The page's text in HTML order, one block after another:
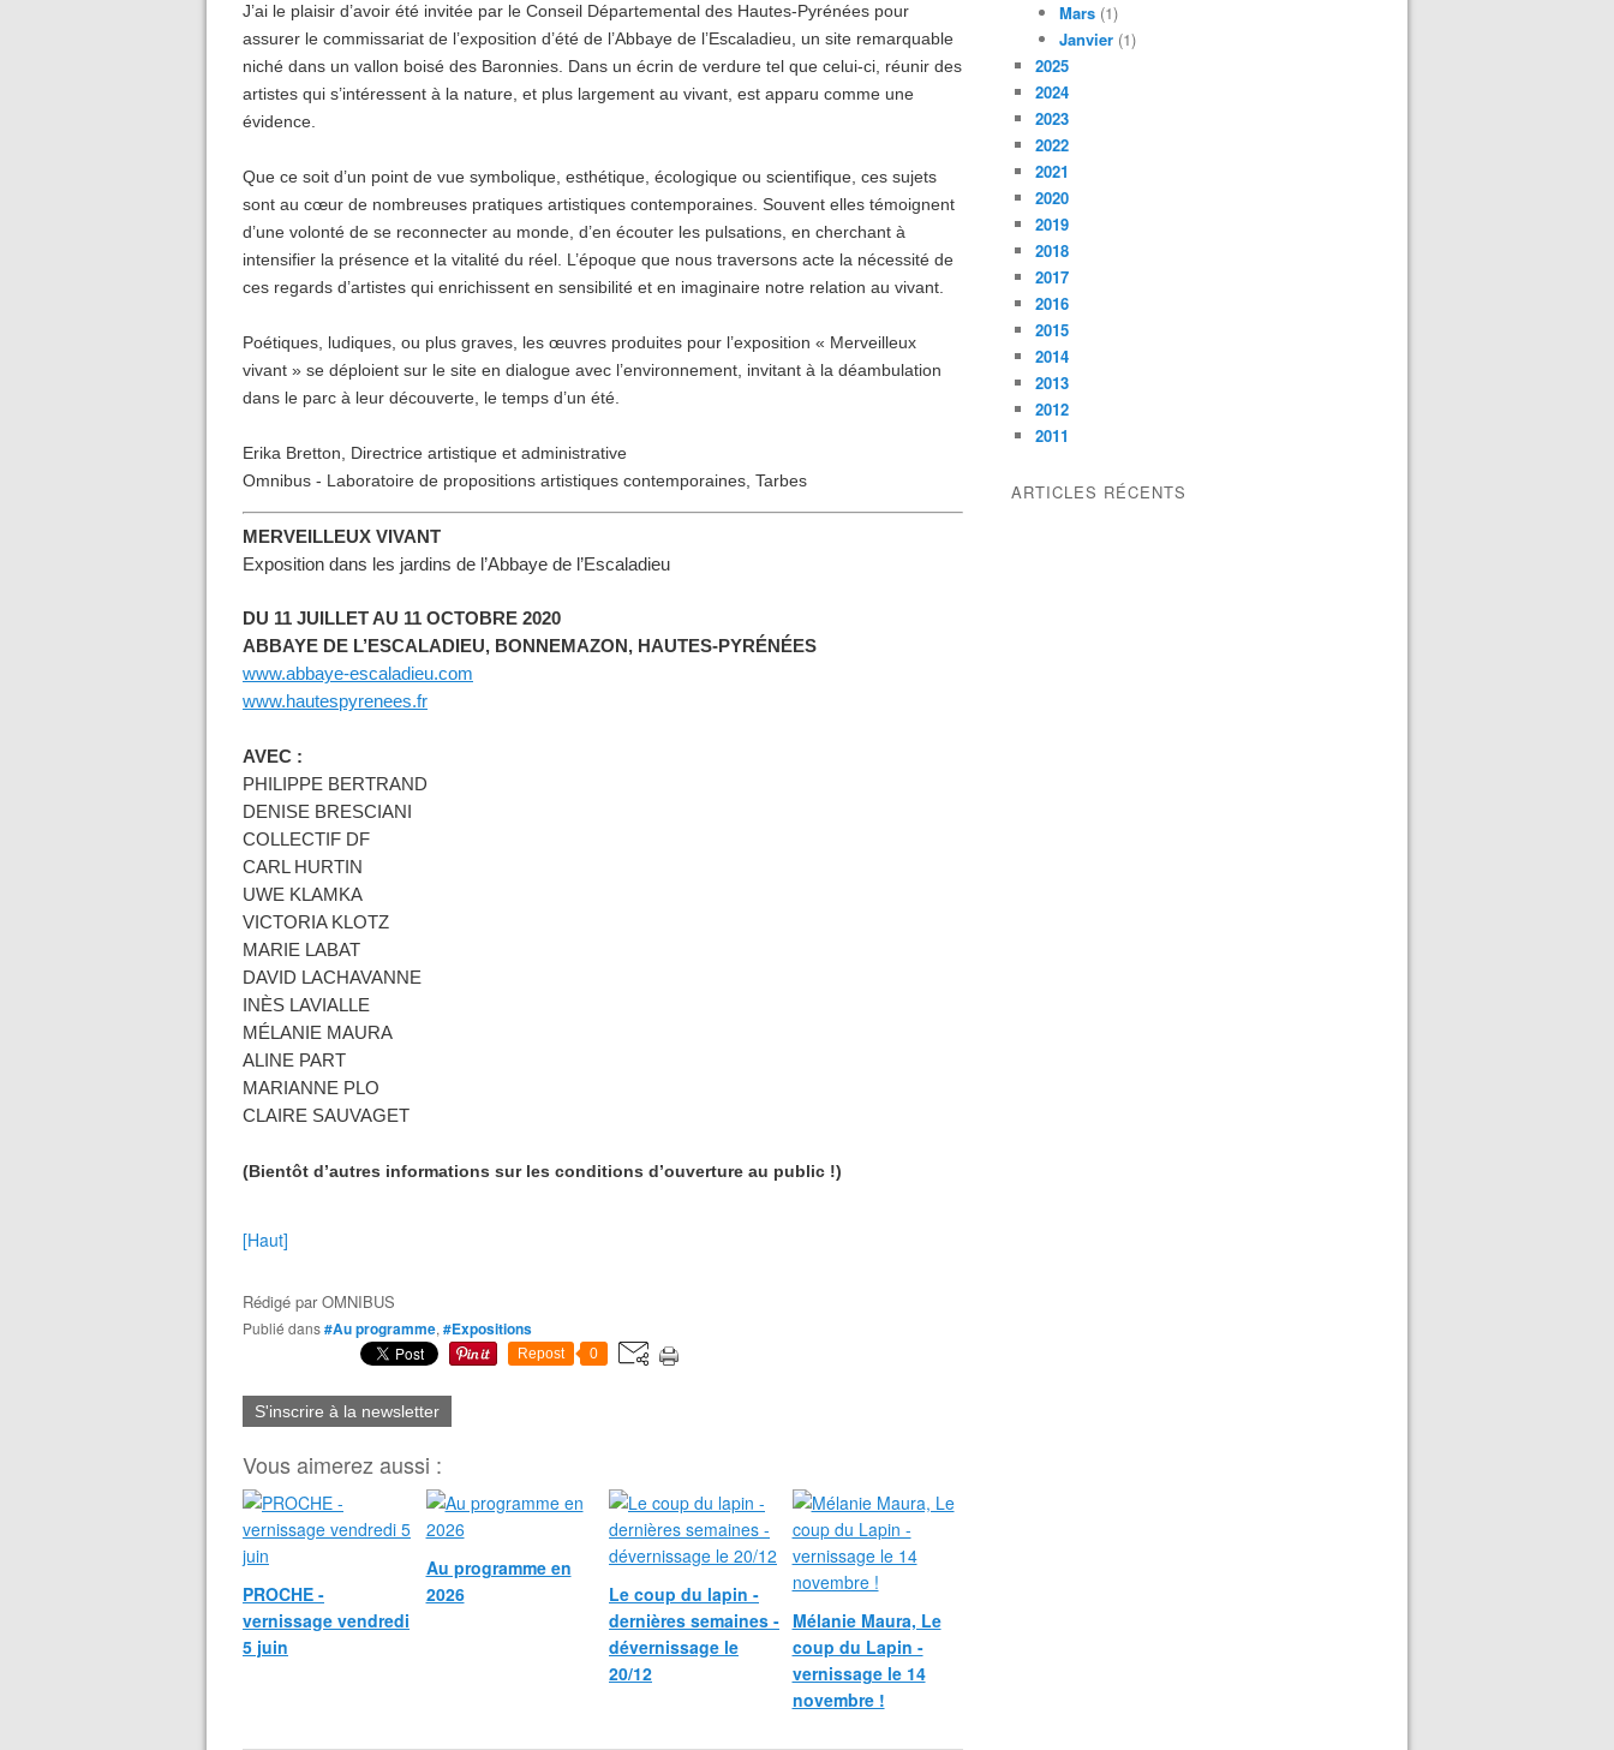
J’ai le plaisir d’avoir été invitée par le Conseil Départemental des Hautes-Pyrénées pour
assurer le commissariat de l’exposition d’été de l’Abbaye de l’Escaladieu, un site remarquable
niché dans un vallon boisé des Baronnies. Dans un écrin de verdure tel que celui-ci, réunir des
artistes qui s’intéressent à la nature, et plus largement au vivant, est apparu comme une
évidence.
Que ce soit d’un point de vue symbolique, esthétique, écologique ou scientifique, ces sujets
sont au cœur de nombreuses pratiques artistiques contemporaines. Souvent elles témoignent
d’une volonté de se reconnecter au monde, d’en écouter les pulsations, en cherchant à
intensifier la présence et la vitalité du réel. L’époque que nous traversons acte la nécessité de
ces regards d’artistes qui enrichissent en sensibilité et en imaginaire notre relation au vivant.
Poétiques, ludiques, ou plus graves, les œuvres produites pour l’exposition « Merveilleux
vivant » se déploient sur le site en dialogue avec l’environnement, invitant à la déambulation
dans le parc à leur découverte, le temps d’un été.
Erika Bretton, Directrice artistique et administrative
Omnibus - Laboratoire de propositions artistiques contemporaines, Tarbes
MERVEILLEUX VIVANT
Exposition dans les jardins de l’Abbaye de l’Escaladieu
DU 11 JUILLET AU 11 OCTOBRE 2020
ABBAYE DE L’ESCALADIEU, BONNEMAZON, HAUTES-PYR ÉN ÉES
www.abbaye-escaladieu.com
www.hautespyrenees.fr
AVEC :
PHILIPPE BERTRAND
DENISE BRESCIANI
COLLECTIF DF
CARL HURTIN
UWE KLAMKA
VICTORIA KLOTZ
MARIE LABAT
DAVID LACHAVANNE
INÈS LAVIALLE
MÉLANIE MAURA
ALINE PART
MARIANNE PLO
CLAIRE SAUVAGET
(Bientôt d’autres informations sur les conditions d’ouverture au public !)
[Haut]
Rédigé parOMNIBUS
Publié dans#Au programme, #Expositions
Repost 0
S'inscrire à la newsletter
Vous aimerez aussi :
PROCHE -
vernissage vendredi
5 juin
Au programme en
2026
Le coup du lapin -
dernières semaines -
dévernissage le
20/12
Mélanie Maura, Le
coup du Lapin -
vernissage le 14
novembre !
Mars (1)
Janvier (1)
2025
2024
2023
2022
2021
2020
2019
2018
2017
2016
2015
2014
2013
2012
2011
ARTICLES RÉCENTS